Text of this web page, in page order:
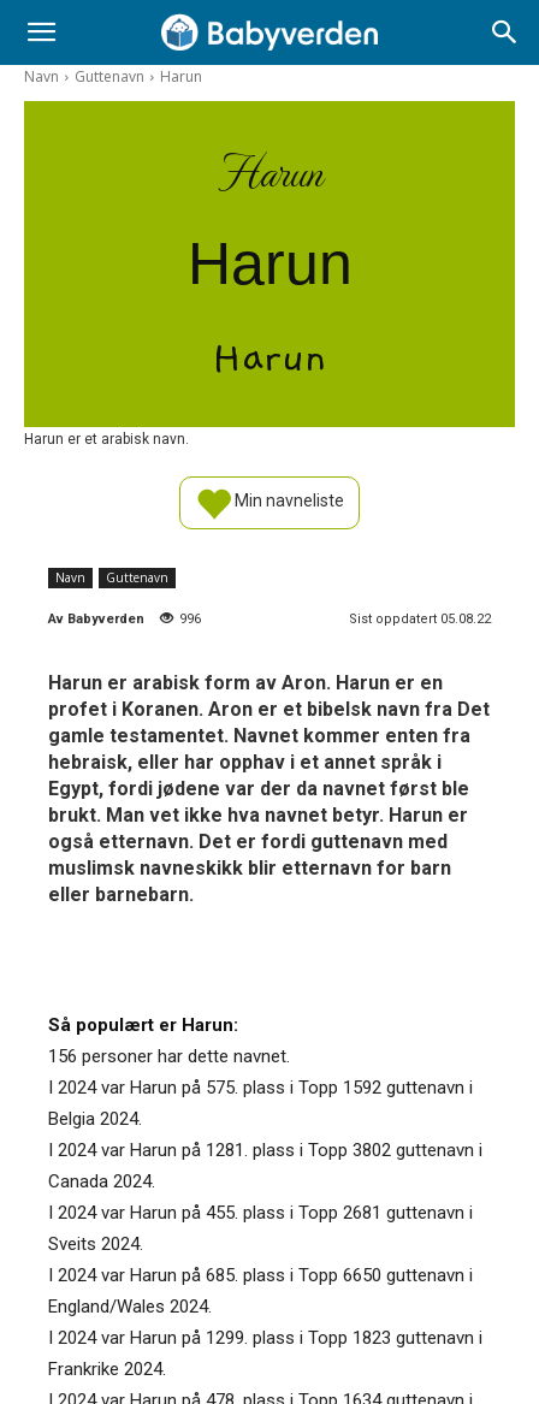
Navn Guttenavn Harun
Harun
Harun
Harun
Harun er et arabisk navn.
Min navneliste
Navn Guttenavn
Av Babyverden 996 Sist oppdatert 05.08.22
Harun er arabisk form av Aron. Harun er en
profet i Koranen. Aron er et bibelsk navn fra Det
gamle testamentet. Navnet kommer enten fra
hebraisk, eller har opphav i et annet språk i
Egypt, fordi jødene var der da navnet først ble
brukt. Man vet ikke hva navnet betyr. Harun er
også etternavn. Det er fordi guttenavn med
muslimsk navneskikk blir etternavn for barn
eller barnebarn.
Så populært er Harun:
156 personer har dette navnet.
I 2024 var Harun på 575. plass i Topp 1592 guttenavn i
Belgia 2024.
I 2024 var Harun på 1281. plass i Topp 3802 guttenavn i
Canada 2024.
I 2024 var Harun på 455. plass i Topp 2681 guttenavn i
Sveits 2024.
I 2024 var Harun på 685. plass i Topp 6650 guttenavn i
England/Wales 2024.
I 2024 var Harun på 1299. plass i Topp 1823 guttenavn i
Frankrike 2024.